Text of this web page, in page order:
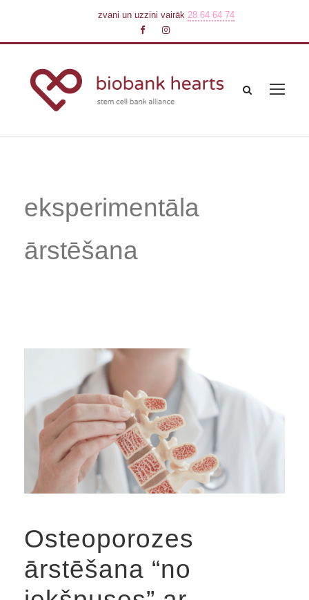
zvani un uzzini vairāk 28 64 64 74
eksperimentāla
ārstēšana
Osteoporozes
ārstēšana “no